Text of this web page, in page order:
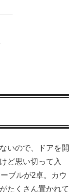
いので、ドアを開
ど思い切って入
ブルが2卓。カウ
たくさん置かれて